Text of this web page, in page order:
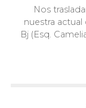
Nos
nuestra actual
Bj (Esq.